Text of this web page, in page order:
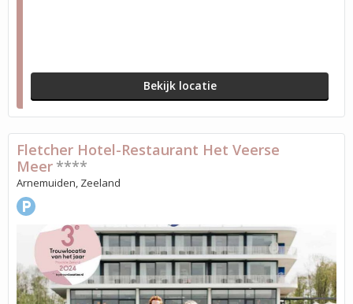
Bekijk locatie
Fletcher Hotel-Restaurant Het Veerse
Meer ****
Arnemuiden, Zeeland